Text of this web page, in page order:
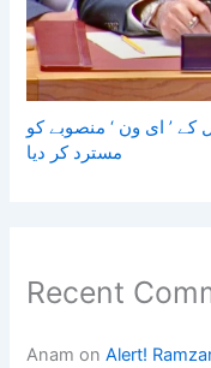
کے ’ ای ون ‘ منصوبے کو
مسترد کر دیا
Recent
Anam onAlert!